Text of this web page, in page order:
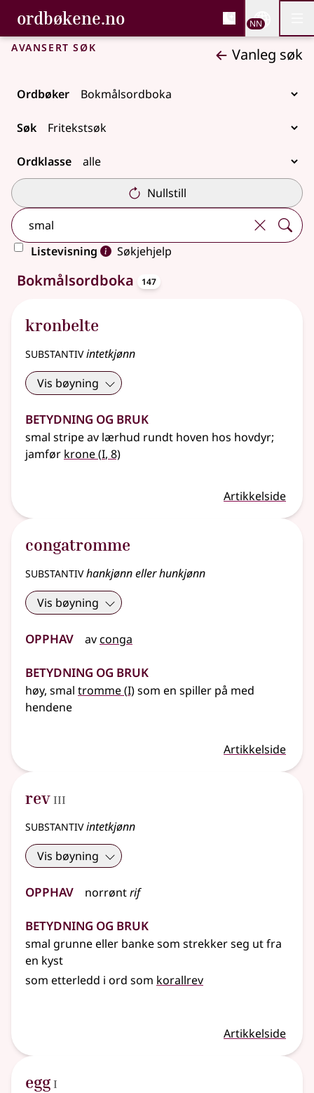
Gå til hovudinnhald
Tilgjenge
ordbøkene.no, Bokmålsordboka og
Bokmålsordboka og Nynorskordboka
NN
Avansert søk Vanleg søk
Ordbøker
Søk
Ordklasse
Nullstill
Listevisning
Søkjehjelp
147 treff
Bokmålsordboka 147
kronbelte
substantivintetkjønn
Vis bøyning
Betydning og bruk
smal stripe av lærhud rundt hoven hos hovdyr;
jamfør krone(1
I, 8)
Artikkelside
congatromme
substantivhankjønn eller hunkjønn
Vis bøyning
Opphav avconga
Betydning og bruk
høy, smal tromme(1
I)som en spiller på med
hendene
Artikkelside
rev 3
III
substantivintetkjønn
Vis bøyning
Opphav norrøntrif
Betydning og bruk
smal grunne eller banke som strekker seg ut fra
en kyst
som etterledd i ord som korallrev
Artikkelside
egg 1
I